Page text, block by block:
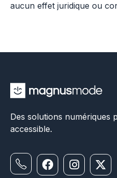
aucun effet juridique ou
Des solutions numériques
accessible.